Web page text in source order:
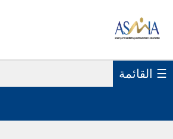
☰ القائمة